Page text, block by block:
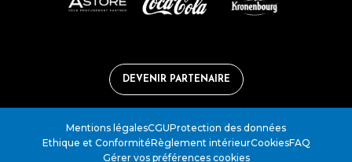
DEVENIR PARTENAIRE
Mentions légalesCGUProtection des données
Ethique et ConformitéRèglement intérieurCookiesFAQ
Gérer vos préférences cookies